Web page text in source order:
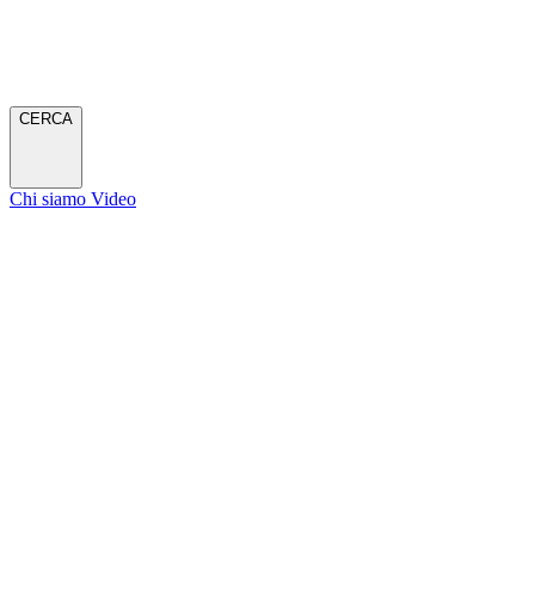
CERCA
Chi siamo Video